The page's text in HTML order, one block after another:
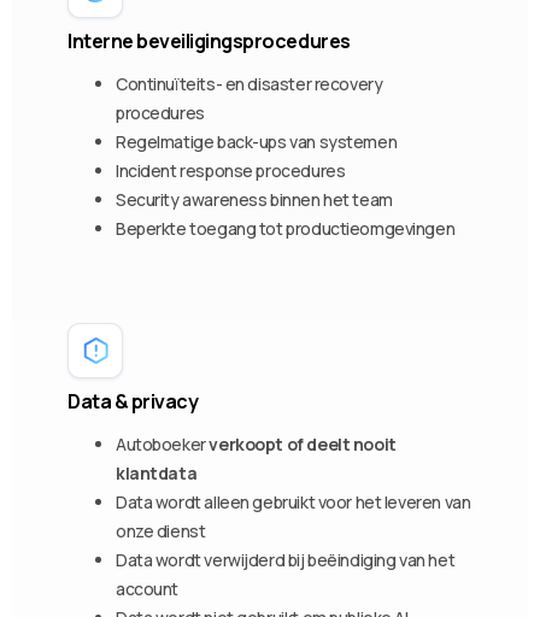
Interne beveiligingsprocedures
Continuïteits- en disaster recovery
procedures
Regelmatige back-ups van systemen
Incident response procedures
Security awareness binnen het team
Beperkte toegang tot productieomgevingen
Data & privacy
Autoboekerverkoopt of deelt nooit
klantdata
Data wordt alleen gebruikt voor het leveren van
onze dienst
Data wordt verwijderd bij beëindiging van het
account